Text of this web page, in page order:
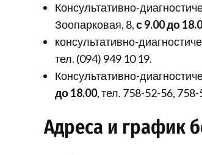
Консультативно-
Зоопарковая, 8,с 9.00 до
консультативно-
тел. (094) 949 10 19.
Консультативно-
до 18.00, тел. 758-52-56, 758-
Адреса и график